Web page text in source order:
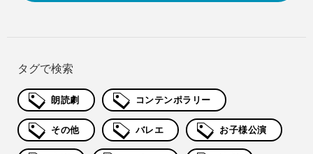
タグで検索
朗読劇 コンテンポラリー
その他 バレエ お子様公演